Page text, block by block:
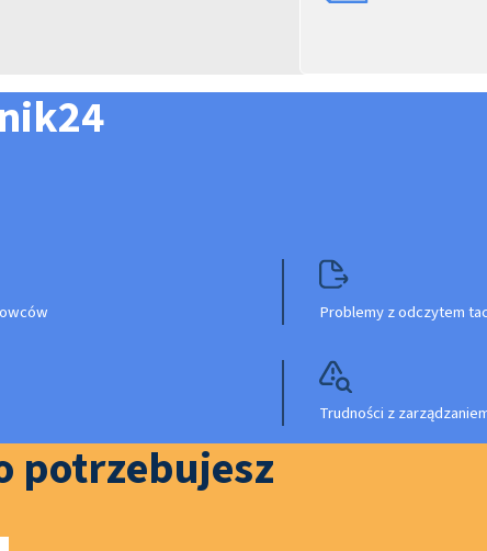
Problemy z odczytem
Trudności z
potrzebujesz